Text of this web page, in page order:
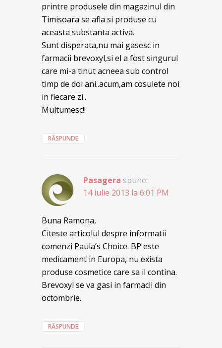
printre produsele din magazinul din
Timisoara se afla si produse cu
aceasta substanta activa.
Sunt disperata,nu mai gasesc in
farmacii brevoxyl,si el a fost singurul
care mi-a tinut acneea sub control
timp de doi ani..acum,am cosulete noi
in fiecare zi..
Multumesc!!
RĂSPUNDE
Pasagera spune:
14 iulie 2013 la 6:01 PM
Buna Ramona,
Citeste articolul despre informatii
comenzi Paula’s Choice. BP este
medicament in Europa, nu exista
produse cosmetice care sa il contina.
Brevoxyl se va gasi in farmacii din
octombrie.
RĂSPUNDE